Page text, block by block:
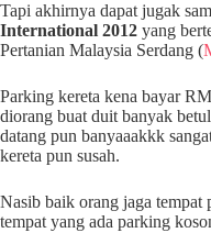
Tapi akhirnya dapat jugak
International 2012 yang
Pertanian Malaysia Serdang (
Parking kereta kena bayar
diorang buat duit banyak
datang pun banyaaakkk
kereta pun susah.
Nasib baik orang jaga tempat
tempat yang ada parking